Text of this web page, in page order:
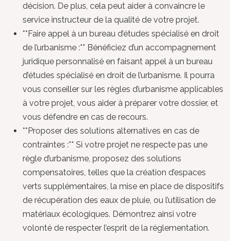
décision. De plus, cela peut aider à convaincre le
service instructeur de la qualité de votre projet.
**Faire appel à un bureau d’études spécialisé en droit
de l’urbanisme :** Bénéficiez d’un accompagnement
juridique personnalisé en faisant appel à un bureau
d’études spécialisé en droit de l’urbanisme. Il pourra
vous conseiller sur les règles d’urbanisme applicables
à votre projet, vous aider à préparer votre dossier, et
vous défendre en cas de recours.
**Proposer des solutions alternatives en cas de
contraintes :** Si votre projet ne respecte pas une
règle d’urbanisme, proposez des solutions
compensatoires, telles que la création d’espaces
verts supplémentaires, la mise en place de dispositifs
de récupération des eaux de pluie, ou l’utilisation de
matériaux écologiques. Démontrez ainsi votre
volonté de respecter l’esprit de la réglementation.